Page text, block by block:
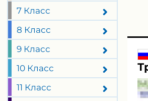
7 Класс
8 Класс
9 Класс
10 Класс
11 Класс